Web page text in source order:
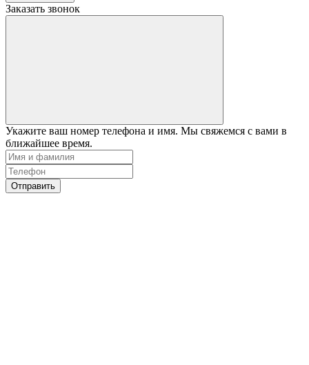
Заказать звонок
Укажите ваш номер телефона и имя. Мы свяжемся с вами в
ближайшее время.
Отправить